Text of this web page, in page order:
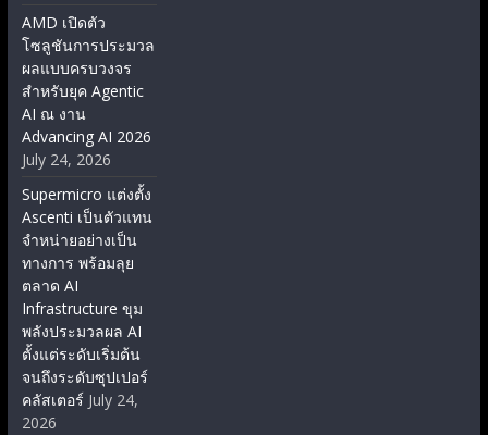
AMD เปิดตัว
โซลูชันการประมวล
ผลแบบครบวงจร
สำหรับยุค Agentic
AI ณ งาน
Advancing AI 2026
July 24, 2026
Supermicro แต่งตั้ง
Ascenti เป็นตัวแทน
จำหน่ายอย่างเป็น
ทางการ พร้อมลุย
ตลาด AI
Infrastructure ขุม
พลังประมวลผล AI
ตั้งแต่ระดับเริ่มต้น
จนถึงระดับซุปเปอร์
คลัสเตอร์ July 24,
2026